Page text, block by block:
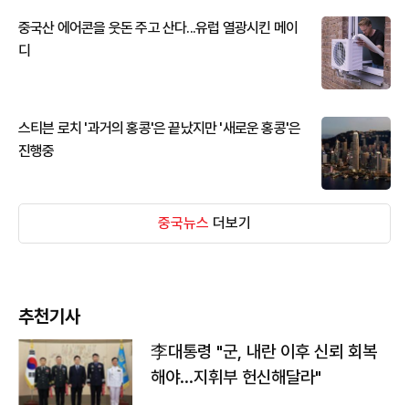
중국산 에어콘을 웃돈 주고 산다...유럽 열광시킨 메이
디
스티븐 로치 '과거의 홍콩'은 끝났지만 '새로운 홍콩'은
진행중
중국뉴스 더보기
추천기사
李대통령 "군, 내란 이후 신뢰 회복
해야…지휘부 헌신해달라"